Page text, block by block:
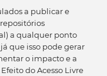
a publicar e
a qualquer ponto
que isso pode gerar
o impacto e a
do Acesso Livre